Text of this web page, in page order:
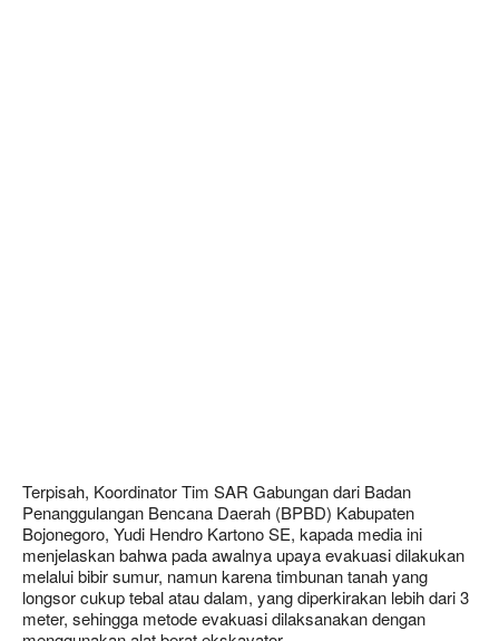
Terpisah, Koordinator Tim SAR Gabungan dari Badan
Penanggulangan Bencana Daerah (BPBD) Kabupaten
Bojonegoro, Yudi Hendro Kartono SE, kapada media ini
menjelaskan bahwa pada awalnya upaya evakuasi dilakukan
melalui bibir sumur, namun karena timbunan tanah yang
longsor cukup tebal atau dalam, yang diperkirakan lebih dari 3
meter, sehingga metode evakuasi dilaksanakan dengan